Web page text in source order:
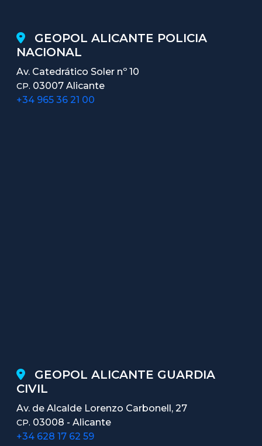
GEOPOL ALICANTE POLICIA
NACIONAL
Av. Catedrático Soler nº 10
CP. 03007 Alicante
+34 965 36 21 00
GEOPOL ALICANTE GUARDIA
CIVIL
Av. de Alcalde Lorenzo Carbonell, 27
CP. 03008 - Alicante
+34 628 17 62 59